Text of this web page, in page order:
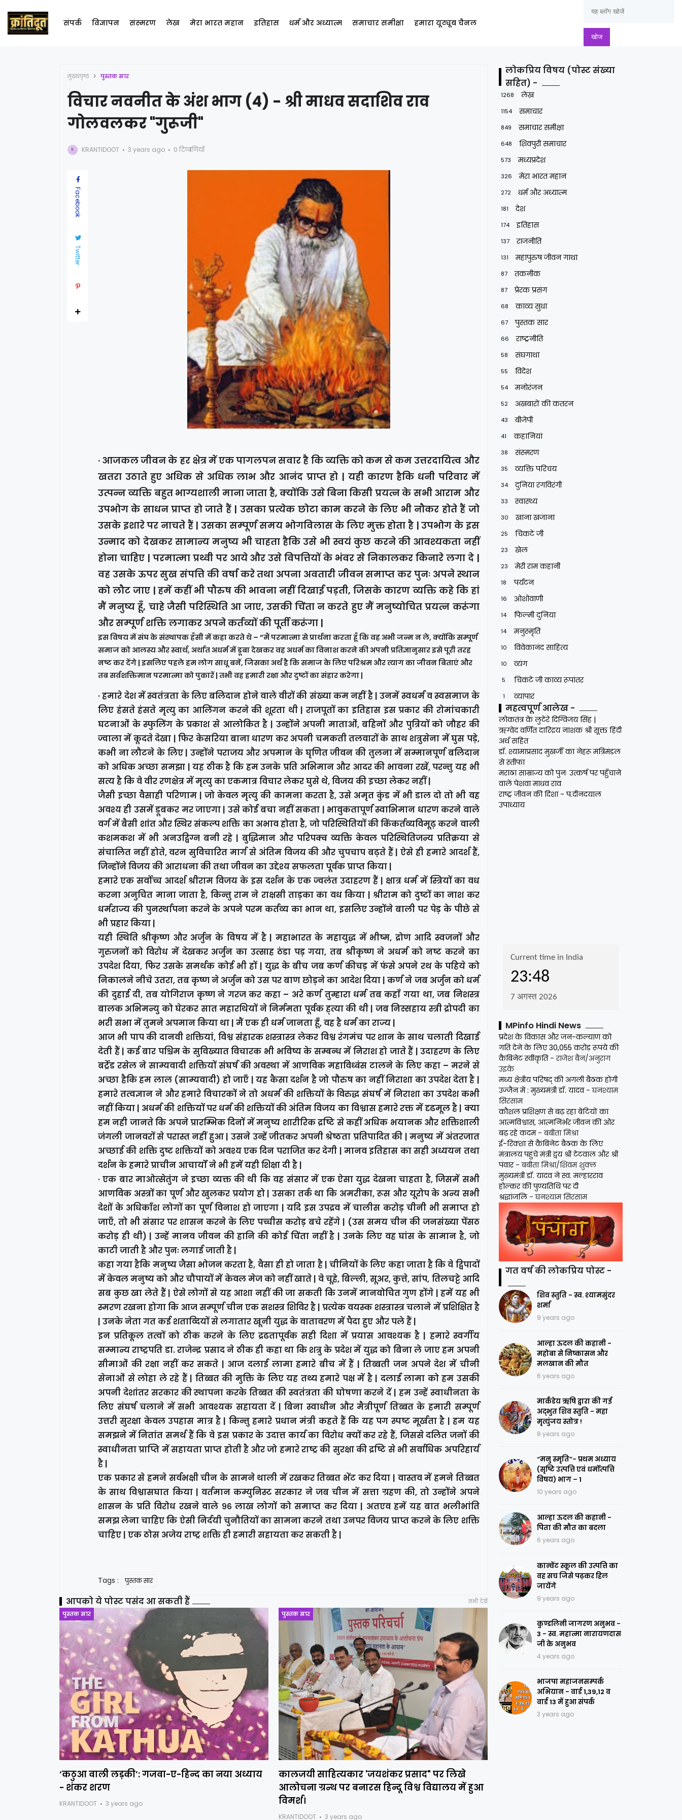
संपर्क विज्ञापन संस्मरण लेख मेरा भारत महान इतिहास धर्म और अध्यात्म समाचार समीक्षा हमारा यूट्यूब चैनल
मुख्यपृष्ठ पुस्तक सार
विचार नवनीत के अंश भाग (4) - श्री माधव सदाशिव राव
गोलवलकर "गुरूजी"
K KRANTIDOOT 3 years ago 0 टिप्पणियाँ
· आजकल जीवन के हर क्षेत्र में एक पागलपन सवार है कि व्यक्ति को कम से कम उत्तरदायित्व और
खतरा उठाते हुए अधिक से अधिक लाभ और आनंद प्राप्त हो | यही कारण हैकि धनी परिवार में
उत्पन्न व्यक्ति बहुत भाग्यशाली माना जाता है, क्योंकि उसे बिना किसी प्रयत्न के सभी आराम और
उपभोग के साधन प्राप्त हो जाते हैं | उसका प्रत्येक छोटा काम करने के लिए भी नौकर होते हैं जो
उसके इशारे पर नाचते हैं | उसका सम्पूर्ण समय भोगविलास के लिए मुक्त होता है | उपभोग के इस
उन्माद को देखकर सामान्य मनुष्य भी चाहता हैकि उसे भी स्वयं कुछ करने की आवश्यकता नहीं
होना चाहिए | परमात्मा प्रथ्वी पर आये और उसे विपत्तियों के भंवर से निकालकर किनारे लगा दे |
वह उसके ऊपर सुख संपत्ति की वर्षा करे तथा अपना अवतारी जीवन समाप्त कर पुनः अपने स्थान
को लौट जाए | हमें कहीं भी पौरुष की भावना नहीं दिखाई पड़ती, जिसके कारण व्यक्ति कहे कि हां
मैं मनुष्य हूँ, चाहे जैसी परिस्थिति आ जाए, उसकी चिंता न करते हुए मैं मनुष्योचित प्रयत्न करूंगा
और सम्पूर्ण शक्ति लगाकर अपने कर्तव्यों की पूर्ती करूंगा |
इस विषय में संघ के संस्थापक हँसी में कहा करते थे – “मैं परमात्मा से प्रार्थना करता हूँ कि वह अभी जन्म न ले, क्योंकि सम्पूर्ण
समाज को आलस्य और स्वार्थ, अर्थात अधर्म में डूबा देखकर वह अधर्म का विनाश करने की अपनी प्रतिज्ञानुसार इसे पूरी तरह
नष्ट कर देंगे | इसलिए पहले हम लोग साधू बनें, जिसका अर्थ है कि समाज के लिए परिश्रम और त्याग का जीवन बिताएं और
तब सर्वशक्तिमान परमात्मा को पुकारें | तभी वह हमारी रक्षा और दुष्टों का संहार करेगा |
· हमारे देश में स्वतंत्रता के लिए बलिदान होने वाले वीरों की संख्या कम नहीं है | उनमें स्वधर्म व स्वसमाज के
लिए हंसते हंसते मृत्यु का आलिंगन करने की शूरता थी | राजपूतों का इतिहास इस प्रकार की रोमांचकारी
घटनाओं के स्फुलिंग के प्रकाश से आलोकित है | उन्होंने अपनी माताओं, बहिनों और पुत्रियों को जौहर की
ज्वाला में कूदते देखा | फिर केसरिया बाना धारण कर अपनी चमकती तलवारों के साथ शत्रुसेना में घुस पड़े,
कभी ना लौटने के लिए | उन्होंने पराजय और अपमान के घृणित जीवन की तुलना में सम्मानपूर्ण बलिदान
को अधिक अच्छा समझा | यह ठीक है कि हम उनके प्रति अभिमान और आदर की भावना रखें, परन्तु यह भी
सत्य है कि वे वीर रणक्षेत्र में मृत्यु का एकमात्र विचार लेकर घुसे थे, विजय की इच्छा लेकर नहीं |
जैसी इच्छा वैसाही परिणाम | जो केवल मृत्यु की कामना करता है, उसे अमृत कुंड में भी डाल दो तो भी वह
अवश्य ही उसमें डूबकर मर जाएगा | उसे कोई बचा नहीं सकता | भावुकतापूर्ण स्वाभिमान धारण करने वाले
वर्ग में बैसी शांत और स्थिर संकल्प शक्ति का अभाव होता है, जो परिस्थितियों की किंकर्तव्यविमूढ़ करने वाली
कशमकश में भी अनउद्विग्न बनी रहे | बुद्धिमान और परिपक्व व्यक्ति केवल परिस्थितिजन्य प्रतिक्रया से
संचालित नहीं होते, वरन सुविचारित मार्ग से अंतिम विजय की और चुपचाप बढ़ते हैं | ऐसे ही हमारे आदर्श हैं,
जिन्होंने विजय की आराधना की तथा जीवन का उद्देश्य सफलता पूर्वक प्राप्त किया |
हमारे एक सर्वोच्च आदर्श श्रीराम विजय के इस दर्शन के एक ज्वलंत उदाहरण हैं | क्षात्र धर्म में स्त्रियों का वध
करना अनुचित माना जाता है, किन्तु राम ने राक्षसी ताड़का का वध किया | श्रीराम को दुष्टों का नाश कर
धर्मराज्य की पुनर्स्थापना करने के अपने परम कर्तव्य का भान था, इसलिए उन्होंने बाली पर पेड़ के पीछे से
भी प्रहार किया |
यही स्थिति श्रीकृष्ण और अर्जुन के विषय में है | महाभारत के महायुद्ध में भीष्म, द्रोण आदि स्वजनों और
गुरुजनों को विरोध में देखकर अर्जुन का उत्साह ठंडा पड़ गया, तब श्रीकृष्ण ने अधर्म को नष्ट करने का
उपदेश दिया, फिर उसके समर्थक कोई भी हों | युद्ध के बीच जब कर्ण कीचड़ में फंसे अपने रथ के पहिये को
निकालने नीचे उतरा, तब कृष्ण ने अर्जुन को उस पर बाण छोड़ने का आदेश दिया | कर्ण ने जब अर्जुन को धर्म
की दुहाई दी, तब योगिराज कृष्ण ने गरज कर कहा – अरे कर्ण तुम्हारा धर्म तब कहाँ गया था, जब निशस्त्र
बालक अभिमन्यु को घेरकर सात महारथियों ने निर्ममता पूर्वक ह्त्या की थी | जब निस्सहाय स्त्री द्रोपदी का
भरी सभा में तुमने अपमान किया था | मैं एक ही धर्म जानता हूँ, वह है धर्म का राज्य |
आज भी पाप की दानवी शक्तियां, विश्व संहारक शस्त्रास्त्र लेकर विश्व रंगमंच पर शान के साथ चलाती दिखाई
देती हैं | कई बार पश्चिम के सुविख्यात विचारक भी भविष्य के सम्बन्ध में निराश हो जाते हैं | उदाहरण के लिए
बर्ट्रेड रसेल ने साम्यवादी शक्तियों संघर्ष की अवस्था में आणविक महाविध्वंस टालने के लिए कहा – मरने से
अच्छा हैकि हम लाल (साम्यवादी) हो जाएँ | यह कैसा दर्शन है जो पौरुष का नहीं निराशा का उपदेश देता है |
हमारे तत्वज्ञान ने और हमारे विचारकों ने तो अधर्म की शक्तियों के विरुद्ध संघर्ष में निराशा का उपदेश कभी
नहीं किया | अधर्म की शक्तियों पर धर्म की शक्तियों की अंतिम विजय का विश्वास हमारे रक्त में दृढमूल है | क्या
हम नही जानते कि अपने प्रारम्भिक दिनों में मनुष्य शारीरिक द्रष्टि से कहीं अधिक भयानक और शक्तिशाली
जंगली जानवरों से परास्त नहीं हुआ | उसने उन्हें जीतकर अपनी श्रेष्ठता प्रतिपादित की | मनुष्य में अंतरजात
अच्छाई की शक्ति दुष्ट शक्तियों को अवश्य एक दिन पराजित कर देगी | मानव इतिहास का सही अध्ययन तथा
दर्शन के हमारे प्राचीन आचार्यों ने भी हमें यही शिक्षा दी है |
· एक बार माओत्सेतुंग ने इच्छा व्यक्त की थी कि वह संसार में एक ऐसा युद्ध देखना चाहता है, जिसमें सभी
आणविक अस्त्रों का पूर्ण और खुलकर प्रयोग हो | उसका तर्क था कि अमरीका, रूस और यूरोप के अन्य सभी
देशों के अधिकाँश लोगों का पूर्ण विनाश हो जाएगा | यदि इस उपद्रव में चालीस करोड़ चीनी भी समाप्त हो
जाएँ, तो भी संसार पर शासन करने के लिए पच्चीस करोड़ बचे रहेंगे | (उस समय चीन की जनसंख्या पेंसठ
करोड़ ही थी) | उन्हें मानव जीवन की हानि की कोई चिंता नहीं है | उनके लिए वह घांस के सामान है, जो
काटी जाती है और पुनः लगाई जाती है |
कहा गया हैकि मनुष्य जैसा भोजन करता है, वैसा ही हो जाता है | चीनियों के लिए कहा जाता है कि वे द्विपादों
में केवल मनुष्य को और चौपायों में केवल मेज को नहीं खाते | वे चूहे, बिल्ली, सूअर, कुत्ते, सांप, तिलचट्टे आदि
सब कुछ खा लेते हैं | ऐसे लोगों से यह आशा नहीं की जा सकती कि उनमें मानवोचित गुण होंगे | हमें यह भी
स्मरण रखना होगा कि आज सम्पूर्ण चीन एक सशस्त्र शिविर है | प्रत्येक वयस्क शस्त्रास्त्र चलाने में प्रशिक्षित है
| उनके नेता गत कई शताव्दियों से लगातार खूनी युद्ध के वातावरण में पैदा हुए और पले हैं |
इन प्रतिकूल तत्वों को ठीक करने के लिए द्रढतापूर्वक सही दिशा में प्रयास आवश्यक है | हमारे स्वर्गीय
सम्मान्य राष्ट्रपति डा. राजेन्द्र प्रसाद ने ठीक ही कहा था कि शत्रु के प्रदेश में युद्ध को बिना ले जाए हम अपनी
सीमाओं की रक्षा नहीं कर सकते | आज दलाई लामा हमारे बीच में हैं | तिब्बती जन अपने देश में चीनी
सेनाओं से लोहा ले रहे हैं | तिब्बत की मुक्ति के लिए यह तथ्य हमारे पक्ष में है | दलाई लामा को हम उसकी
अपनी देशांतर सरकार की स्थापना करके तिब्बत की स्वतंत्रता की घोषणा करने दें | हम उन्हें स्वाधीनता के
लिए संघर्ष चलाने में सभी आवश्यक सहायता दें | बिना स्वाधीन और मैत्रीपूर्ण तिब्बत के हमारी सम्पूर्ण
उत्तरी सुरक्षा केवल उपहास मात्र है | किन्तु हमारे प्रधान मंत्री कहते हैं कि यह पग स्पष्ट मूर्खता है | हम यह
समझने में नितांत समर्थ हैं कि वे इस प्रकार के उदात्त कार्य का विरोध क्यों कर रहे हैं, जिससे दलित जनों की
स्वाधीनता प्राप्ति में सहायता प्राप्त होती है और जो हमारे राष्ट्र की सुरक्षा की द्रष्टि से भी सर्वाधिक अपरिहार्य
है |
एक प्रकार से हमने सर्वभक्षी चीन के सामने थाली में रखकर तिब्बत भेंट कर दिया | वास्तव में हमने तिब्बत
के साथ विश्वासघात किया | वर्तमान कम्युनिस्ट सरकार ने जब चीन में सत्ता ग्रहण की, तो उन्होंने अपने
शासन के प्रति विरोध रखने वाले ९६ लाख लोगों को समाप्त कर दिया | अतएव हमें यह बात भलीभांति
समझ लेना चाहिए कि ऐसी निर्दयी चुनौतियों का सामना करने तथा उनपर विजय प्राप्त करने के लिए शक्ति
चाहिए | एक ठोस अजेय राष्ट्र शक्ति ही हमारी सहायता कर सकती है |
Tags : पुस्तक सार
Facebook
Twitter
आपको ये पोस्ट पसंद आ सकती हैं सभी देखें
पुस्तक सार
‘कठुआ वाली लड़की’: गजवा-ए-हिन्द का नया अध्याय
- शंकर शरण
KRANTIDOOT 3 years ago
पुस्तक सार
कालजयी साहित्यकार 'जयशंकर प्रसाद" पर लिखे
आलोचना ग्रन्थ पर बनारस हिन्दू विश्व विद्यालय में हुआ
विमर्श।
KRANTIDOOT 3 years ago
लोकप्रिय विषय (पोस्ट संख्या
सहित) -
1268 लेख
1154 समाचार
849 समाचार समीक्षा
648 शिवपुरी समाचार
573 मध्यप्रदेश
326 मेरा भारत महान
272 धर्म और अध्यात्म
181 देश
174 इतिहास
137 राजनीति
131 महापुरुष जीवन गाथा
87 तकनीक
87 प्रेरक प्रसंग
68 काव्य सुधा
67 पुस्तक सार
66 राष्ट्रनीति
58 संघगाथा
55 विदेश
54 मनोरंजन
52 अखबारों की कतरन
43 बीजेपी
41 कहानियां
38 संस्मरण
35 व्यक्ति परिचय
34 दुनिया रंगविरंगी
33 स्वास्थ्य
30 खाना खजाना
25 चिकटे जी
23 खेल
23 मेरी राम कहानी
18 पर्यटन
16 ओशोवाणी
14 फिल्मी दुनिया
14 मनुस्मृति
10 विवेकानंद साहित्य
10 व्यंग
5 चिकटे जी काव्य रूपांतर
1 व्यापार
महत्वपूर्ण आलेख -
लोकतंत्र के लुटेरे दिग्विजय सिंह |
ऋग्वेद वर्णित दारिद्रय नाशक श्री सूक्त हिंदी
अर्थ सहित
डॉ. श्यामाप्रसाद मुखर्जी का नेहरू मंत्रिमंडल
से स्तीफा
मराठा साम्राज्य को पुनः उत्कर्ष पर पहुँचाने
वाले पेशवा माधव राव
राष्ट्र जीवन की दिशा - प.दीनदयाल
उपाध्याय
MPinfo Hindi News
प्रदेश के विकास और जन-कल्याण को
गति देने के लिए 30,055 करोड़ रूपये की
कैबिनेट स्वीकृति- राजेश बैन/अनुराग
उइके
मध्य क्षेत्रीय परिषद् की अगली बैठक होगी
उज्जैन में : मुख्यमंत्री डॉ. यादव- घनश्याम
सिरसाम
कौशल प्रशिक्षण से बढ़ रहा बेटियों का
आत्मविश्वास, आत्मनिर्भर जीवन की ओर
बढ़ रहे कदम- बबीता मिश्रा
ई-रिक्शा से कैबिनेट बैठक के लिए
मंत्रालय पहुंचे मंत्री द्वय श्री टेटवाल और श्री
पंवार- बबीता मिश्रा/शिवम शुक्ल
मुख्यमंत्री डॉ. यादव ने स्व. मल्हारराव
होल्कर की पुण्यतिथि पर दी
श्रद्धांजलि- घनश्याम सिरसाम
गत वर्ष की लोकप्रिय पोस्ट -
शिव स्तुति - स्व. श्यामसुंदर
शर्मा
9 years ago
आल्हा ऊदल की कहानी -
महोबा से निष्कासन और
मलखान की मौत
6 years ago
मार्कंडेय ऋषि द्वारा की गई
अद्भुत शिव स्तुति - महा
मृत्युंजय स्तोत्र !
8 years ago
“मनु स्मृति”- प्रथम अध्याय
(सृष्टि उत्पत्ति एवं धर्मोत्पत्ति
विषय) भाग – 1
10 years ago
आल्हा ऊदल की कहानी -
पिता की मौत का बदला
6 years ago
कान्वेंट स्कूल की उत्पत्ति का
वह सच जिसे पढ़कर हिल
जायेंगे
9 years ago
कुण्डलिनी जागरण अनुभव -
3 - स्व. महात्मा नारायणदास
जी के अनुभव
4 years ago
भाजपा महाजनसम्पर्क
अभियान - वार्ड 1,39,12 व
वार्ड 13 में हुआ संपर्क
3 years ago